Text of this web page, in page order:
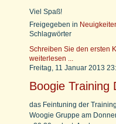
Viel Spaß!
Freigegeben in
Schlagwörter
Schreiben Sie den ersten
weiterlesen ...
Freitag, 11 Januar 2013
Boogie Training
das Feintuning der
Woogie Gruppe am